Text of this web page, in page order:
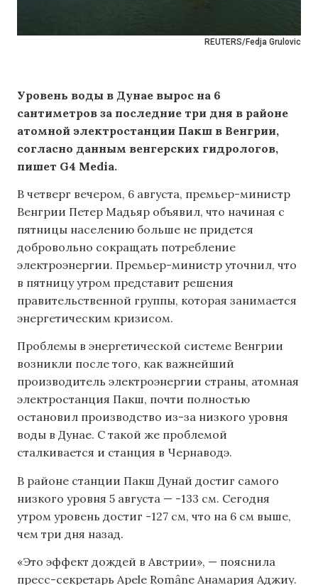
REUTERS/Fedja Grulovic
Уровень воды в Дунае вырос на 6
сантиметров за последние три дня в районе
атомной электростанции Пакш в Венгрии,
согласно данным венгерских гидрологов,
пишет G4 Media.
В четверг вечером, 6 августа, премьер-министр
Венгрии Петер Мадьяр объявил, что начиная с
пятницы населению больше не придется
добровольно сокращать потребление
электроэнергии. Премьер-министр уточнил, что
в пятницу утром представит решения
правительственной группы, которая занимается
энергетическим кризисом.
Проблемы в энергетической системе Венгрии
возникли после того, как важнейший
производитель электроэнергии страны, атомная
электростанция Пакш, почти полностью
остановил производство из-за низкого уровня
воды в Дунае. С такой же проблемой
сталкивается и станция в Чернаводэ.
В районе станции Пакш Дунай достиг самого
низкого уровня 5 августа — -133 см. Сегодня
утром уровень достиг -127 см, что на 6 см выше,
чем три дня назад.
«Это эффект дождей в Австрии», — пояснила
пресс-секретарь Apele Române Анамария Аджиу.